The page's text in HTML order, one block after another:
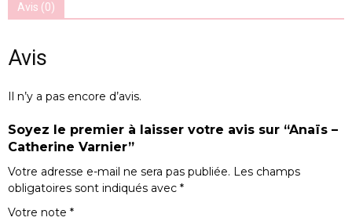
Avis (0)
Avis
Il n’y a pas encore d’avis.
Soyez le premier à laisser votre avis sur “Anaïs –
Catherine Varnier”
Votre adresse e-mail ne sera pas publiée. Les champs
obligatoires sont indiqués avec *
Votre note *